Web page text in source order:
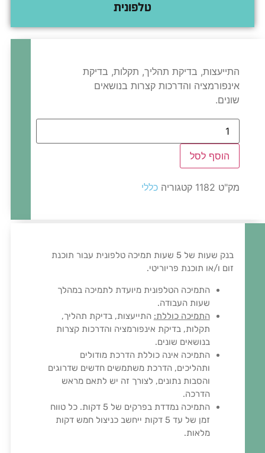
טלפונית
התייעצות, בדיקת תהליך, תקלות, בדיקת
אינפורמציה והדרכות קצרות בנושאים
שונים.
כמות
של
בנק
שעות
טלפונית
הוסף לסל
מק"ט 1182 קטגוריה כללי
בנק שעות של 5 שעות תמיכה טלפונית עבור תוכנת
זום ו/או תוכנת פריוריטי.
התמיכה הטלפונית מיועדת לתמיכה במהלך
שעות העבודה.
התמיכה כוללת: התייעצות, בדיקת תהליך,
תקלות, בדיקת אינפורמציה והדרכות קצרות
בנושאים שונים.
התמיכה אינה כוללת הדרכת מודולים
ותהליכים, הדרכת משתמשים חדשים שדרוגים
והסבות נתונים, לצורך זה יש לתאם מראש
הדרכה.
התמיכה נמדדת בפרקים של 5 דקות. כל טווח
זמן של עד 5 דקות ייחשב כניצול חמש דקות
מלאות.